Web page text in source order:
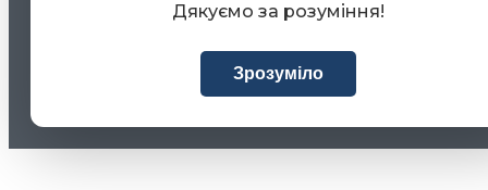
Дякуємо за розуміння!
Зрозуміло